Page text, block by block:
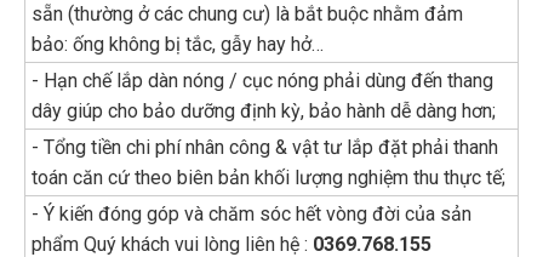
sẵn (thường ở các chung cư) là bắt buộc nhằm đảm
bảo: ống không bị tắc, gẫy hay hở…
- Hạn chế lắp dàn nóng / cục nóng phải dùng đến thang
dây giúp cho bảo dưỡng định kỳ, bảo hành dễ dàng hơn;
- Tổng tiền chi phí nhân công & vật tư lắp đặt phải thanh
toán căn cứ theo biên bản khối lượng nghiệm thu thực tế;
- Ý kiến đóng góp và chăm sóc hết vòng đời của sản
phẩm Quý khách vui lòng liên hệ : 0369.768.155